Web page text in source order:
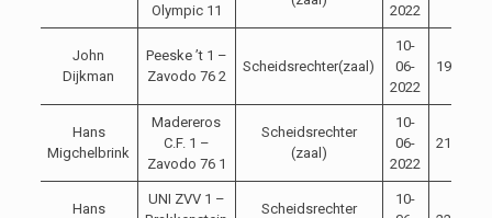
Olympic 11
2022
John
Dijkman
Peeske ’t 1 –
Zavodo 76 2
Scheidsrechter(zaal)
10-
06-
2022
19:30
Hans
Migchelbrink
Madereros
C.F. 1 –
Zavodo 76 1
Scheidsrechter
(zaal)
10-
06-
2022
21:00
Hans
UNI ZVV 1 –
Scheidsrechter
10-